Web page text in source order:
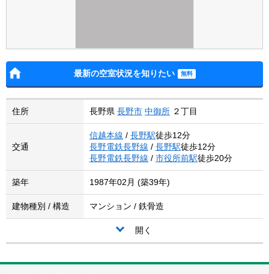
最新の空室状況を知りたい
住所 長野県 長野市 中御所 ２丁目
交通
信越本線 / 長野駅徒歩12分
長野電鉄長野線 / 長野駅徒歩12分
長野電鉄長野線 / 市役所前駅徒歩20分
築年 1987年02月 (築39年)
建物種別 / 構造 マンション / 鉄骨造
開く